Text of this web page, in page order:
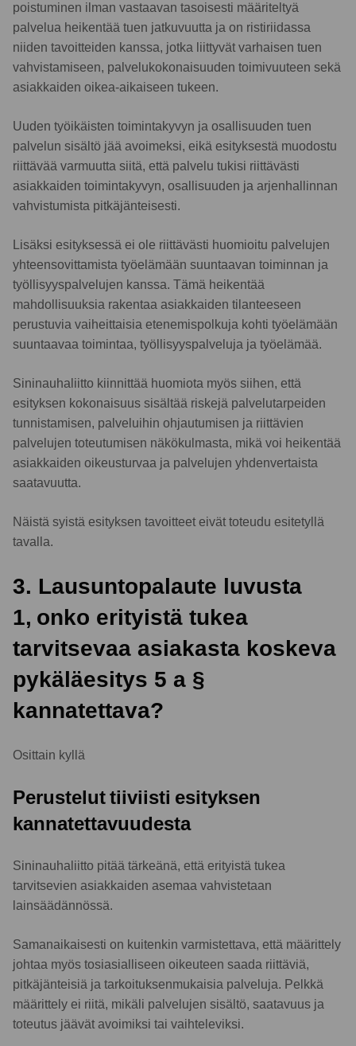
poistuminen ilman vastaavan tasoisesti määriteltyä
palvelua heikentää tuen jatkuvuutta ja on ristiriidassa
niiden tavoitteiden kanssa, jotka liittyvät varhaisen tuen
vahvistamiseen, palvelukokonaisuuden toimivuuteen sekä
asiakkaiden oikea-aikaiseen tukeen.
Uuden työikäisten toimintakyvyn ja osallisuuden tuen
palvelun sisältö jää avoimeksi, eikä esityksestä muodostu
riittävää varmuutta siitä, että palvelu tukisi riittävästi
asiakkaiden toimintakyvyn, osallisuuden ja arjenhallinnan
vahvistumista pitkäjänteisesti.
Lisäksi esityksessä ei ole riittävästi huomioitu palvelujen
yhteensovittamista työelämään suuntaavan toiminnan ja
työllisyyspalvelujen kanssa. Tämä heikentää
mahdollisuuksia rakentaa asiakkaiden tilanteeseen
perustuvia vaiheittaisia etenemispolkuja kohti työelämään
suuntaavaa toimintaa, työllisyyspalveluja ja työelämää.
Sininauhaliitto kiinnittää huomiota myös siihen, että
esityksen kokonaisuus sisältää riskejä palvelutarpeiden
tunnistamisen, palveluihin ohjautumisen ja riittävien
palvelujen toteutumisen näkökulmasta, mikä voi heikentää
asiakkaiden oikeusturvaa ja palvelujen yhdenvertaista
saatavuutta.
Näistä syistä esityksen tavoitteet eivät toteudu esitetyllä
tavalla.
3. Lausuntopalaute luvusta
1, onko erityistä tukea
tarvitsevaa asiakasta koskeva
pykäläesitys 5 a §
kannatettava?
Osittain kyllä
Perustelut tiiviisti esityksen
kannatettavuudesta
Sininauhaliitto pitää tärkeänä, että erityistä tukea
tarvitsevien asiakkaiden asemaa vahvistetaan
lainsäädännössä.
Samanaikaisesti on kuitenkin varmistettava, että määrittely
johtaa myös tosiasialliseen oikeuteen saada riittäviä,
pitkäjänteisiä ja tarkoituksenmukaisia palveluja. Pelkkä
määrittely ei riitä, mikäli palvelujen sisältö, saatavuus ja
toteutus jäävät avoimiksi tai vaihteleviksi.